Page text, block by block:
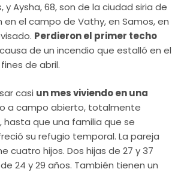
y Aysha, 68, son de la ciudad siria de
en el campo de Vathy, en Samos, en
Perdieron el primer techo
de un incendio que estalló en el
de abril.
casi un mes viviendo en una
a campo abierto, totalmente
hasta que una familia que se
su refugio temporal. La pareja
cuatro hijos. Dos hijas de 27 y 37
24 y 29 años. También tienen un